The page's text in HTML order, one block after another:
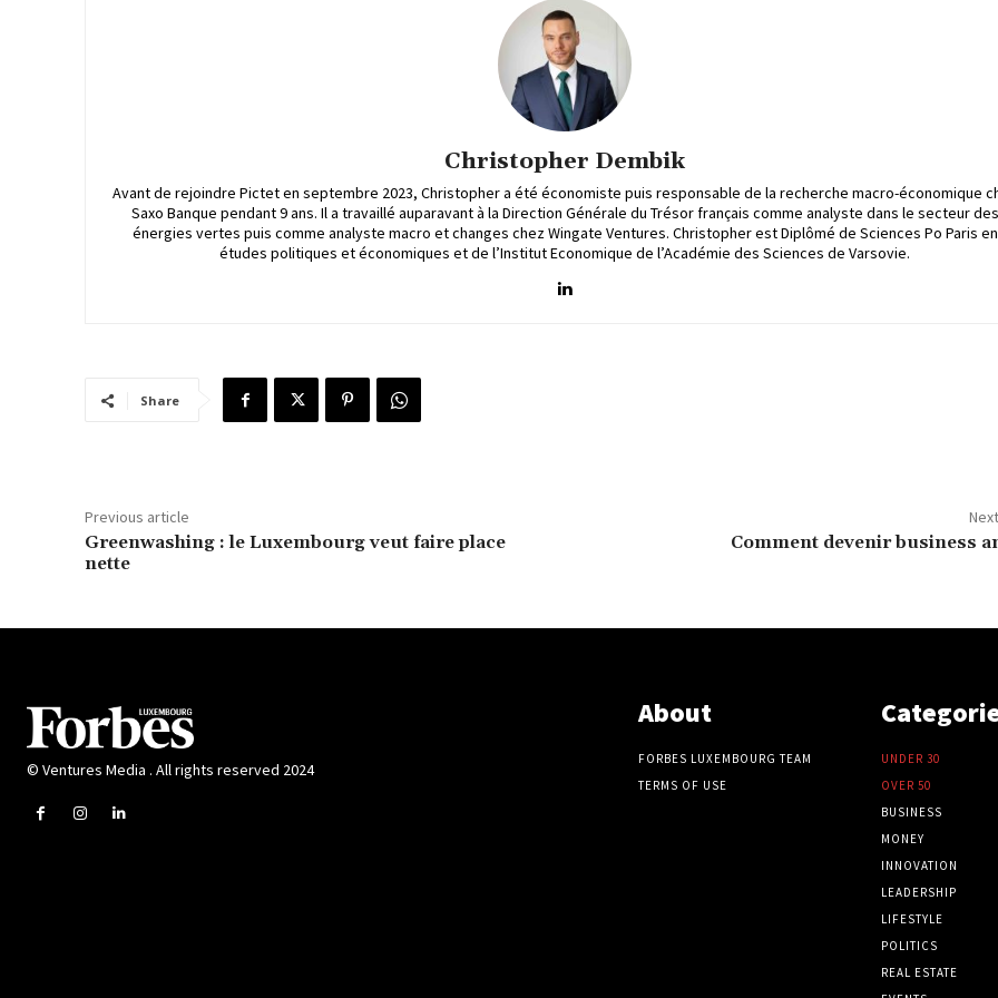
Christopher Dembik
Avant de rejoindre Pictet en septembre 2023, Christopher a été économiste puis responsable de la recherche macro-économique
Saxo Banque pendant 9 ans. Il a travaillé auparavant à la Direction Générale du Trésor français comme analyste dans le secteur des
énergies vertes puis comme analyste macro et changes chez Wingate Ventures. Christopher est Diplômé de Sciences Po Paris en
études politiques et économiques et de l’Institut Economique de l’Académie des Sciences de Varsovie.
Share
Previous article
Greenwashing : le Luxembourg veut faire place
nette
Comment devenir business
© Ventures Media . All rights reserved 2024
About
FORBES LUXEMBOURG TEAM
TERMS OF USE
UNDER 30
OVER 50
BUSINESS
MONEY
INNOVATION
LEADERSHIP
LIFESTYLE
POLITICS
REAL ESTATE